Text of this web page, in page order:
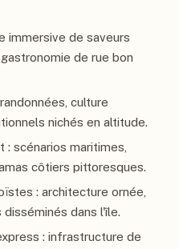
immersive de saveurs
de rue bon
culture
nichés en altitude.
scénarios maritimes,
côtiers pittoresques.
: architecture ornée,
dans l'île.
: infrastructure de